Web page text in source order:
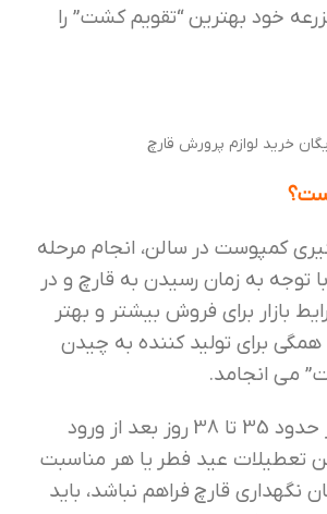
خود بهترین “تقویم کشت” را
کمپوست در سالن، انجام مرحله
توجه به زمان رسیدن به قارچ و در
بازار برای فروش بیشتر و بهتر
همگی برای تولید کننده به چیدن
می انجامد.
به طور مثال: اگر حدود 35 تا 38 روز بعد از ورود
تعطیلات عید فطر یا هر مناسبت
نگهداری قارچ فراهم نباشد، باید